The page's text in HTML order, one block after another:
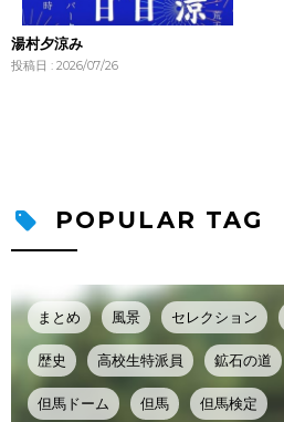
湯村夕涼み
投稿日 : 2026/07/26
POPULAR TAG
まとめ 風景 セレクション
歴史 高校生特派員 鉱石の道
但馬ドーム 但馬 但馬検定